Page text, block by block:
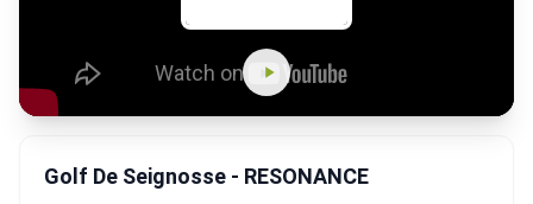
Golf De Seignosse - RESONANCE